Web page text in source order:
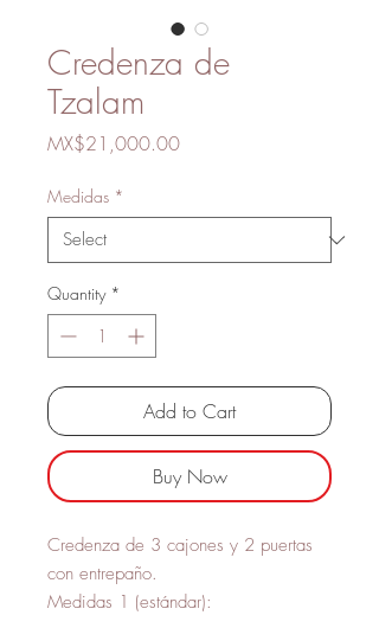
Credenza de
Tzalam
MX$21,000.00Price
Medidas *
Quantity *
Add to Cart
Buy Now
Credenza de 3 cajones y 2 puertas
con entrepaño.
Medidas 1 (estándar):